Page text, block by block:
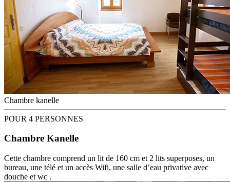
Chambre kanelle
POUR 4 PERSONNES
Chambre Kanelle
Cette chambre comprend un lit de 160 cm et 2 lits superposes, un
bureau, une télé et un accès Wifi, une salle d’eau privative avec
douche et wc .